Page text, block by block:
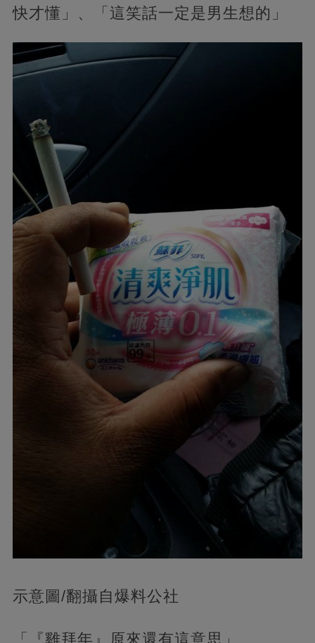
快才懂」、「這笑話一定是男生想的」
示意圖/翻攝自爆料公社
「『雞拜年』原來還有這意思」